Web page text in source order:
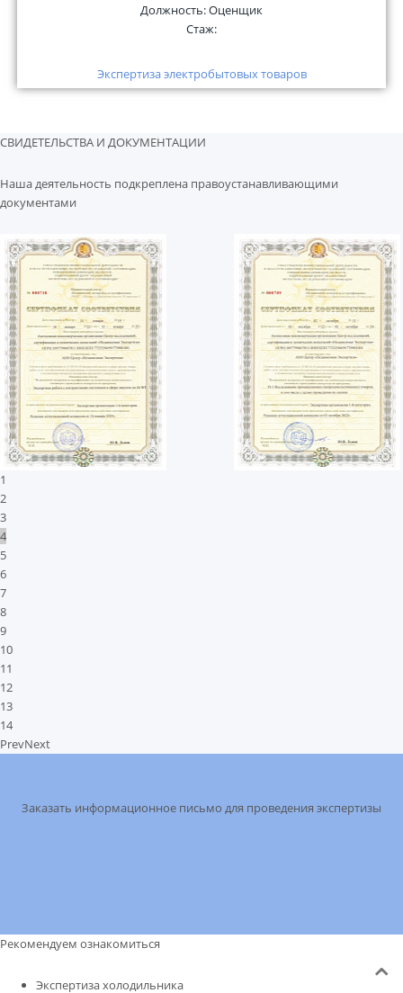
Должность:Оценщик
Стаж:
Экспертиза электробытовых товаров
СВИДЕТЕЛЬСТВА И ДОКУМЕНТАЦИИ
Наша деятельность подкреплена правоустанавливающими
документами
1
2
3
4
5
6
7
8
9
10
11
12
13
14
PrevNext
Заказать информационное письмо для проведения экспертизы
Рекомендуем ознакомиться
Экспертиза холодильника